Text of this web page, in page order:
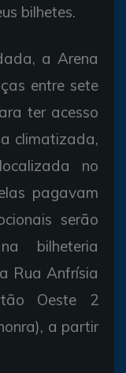
bilhetes.
a Arena
entre sete
ter acesso
climatizada,
no
pagavam
serão
bilheteria
Rua Anfrísia
Oeste 2
a partir